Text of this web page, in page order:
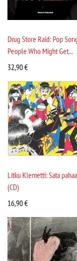
Drug Store Raid: Pop
People Who Might Get...
32,90€
Litku Klemetti: Sata
(CD)
16,90€